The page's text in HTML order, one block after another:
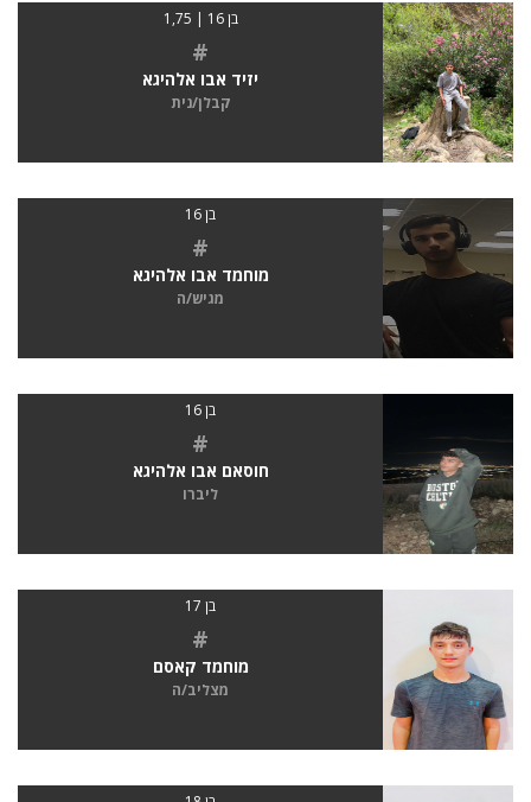
בן 16 | 1,75
#
יזיד אבו אלהיגא
קבלן/נית
בן 16
#
מוחמד אבו אלהיגא
מגיש/ה
בן 16
#
חוסאם אבו אלהיגא
ליברו
בן 17
#
מוחמד קאסם
מצליב/ה